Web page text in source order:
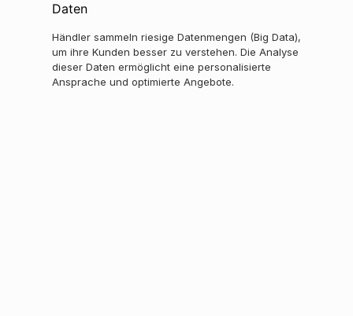
Daten
Händler sammeln riesige Datenmengen (Big Data),
um ihre Kunden besser zu verstehen. Die Analyse
dieser Daten ermöglicht eine personalisierte
Ansprache und optimierte Angebote.